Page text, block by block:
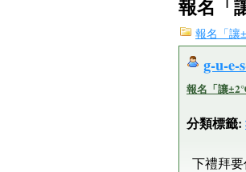
報名「
報名「讓
g-u-e-
報名「讓
分類標籤:
下禮拜要